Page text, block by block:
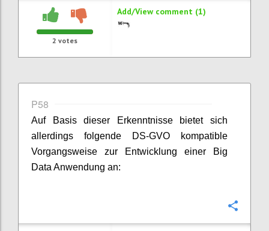
2 votes
Add/View comment (1)
P58
Auf Basis dieser Erkenntnisse bietet sich
allerdings folgende DS-GVO kompatible
Vorgangsweise zur Entwicklung einer Big
Data Anwendung an: